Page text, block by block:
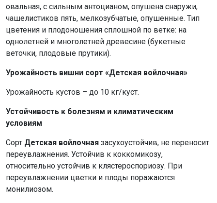
овальная, с сильным антоцианом, опушена снаружи,
чашелистиков пять, мелкозубчатые, опушенные. Тип
цветения и плодоношения сплошной по ветке: на
однолетней и многолетней древесине (букетные
веточки, плодовые прутики).
Урожайность вишни сорт «Детская войлочная»
Урожайность кустов – до 10 кг/куст.
Устойчивость к болезням и климатическим
условиям
Сорт Детская войлочная засухоустойчив, не переносит
переувлажнения. Устойчив к коккомикозу,
относительно устойчив к клястероспориозу. При
переувлажнении цветки и плоды поражаются
монилиозом.